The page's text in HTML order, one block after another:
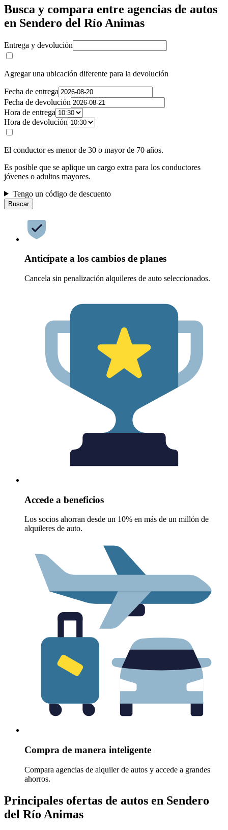
Busca y compara entre agencias de autos
en Sendero del Río Animas
Entrega y devolución
Agregar una ubicación diferente para la devolución
Fecha de entrega
Fecha de devolución
Hora de entrega
Hora de devolución
El conductor es menor de 30 o mayor de 70 años.
Es posible que se aplique un cargo extra para los conductores
jóvenes o adultos mayores.
Tengo un código de descuento
Buscar
Anticípate a los cambios de planes
Cancela sin penalización alquileres de auto seleccionados.
Accede a beneficios
Los socios ahorran desde un 10% en más de un millón de
alquileres de auto.
Compra de manera inteligente
Compara agencias de alquiler de autos y accede a grandes
ahorros.
Principales ofertas de autos en Sendero
del Río Animas